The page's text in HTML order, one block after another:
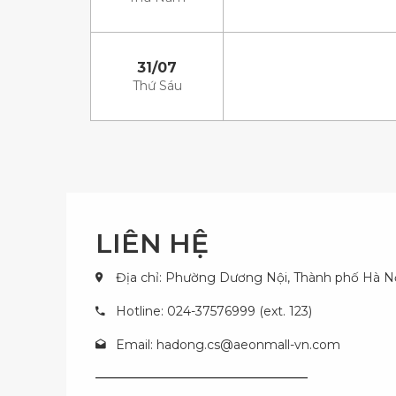
31/07
Thứ Sáu
LIÊN HỆ
Địa chỉ: Phường Dương Nội, Thành phố Hà
Hotline: 024-37576999 (ext. 123)
Email: hadong.cs@aeonmall-vn.com